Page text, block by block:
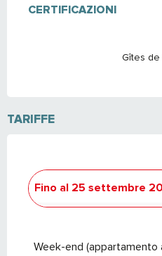
CERTIFICAZIONI
CERTIFICAZIONI
Gîtes de
TARIFFE
Fino al 25 settembre
Week-end (appartamento